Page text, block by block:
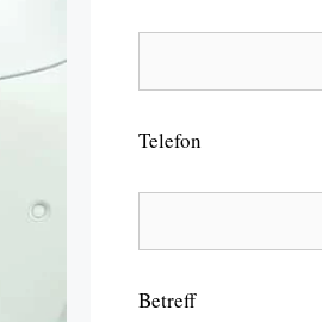
Telefon
Betreff